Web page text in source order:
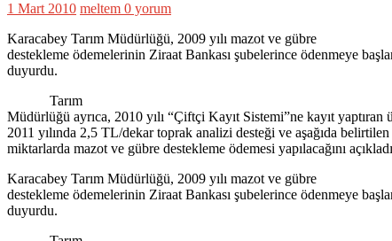
1 Mart 2010 meltem 0 yorum
Karacabey Tarım Müdürlüğü, 2009 yılı mazot ve gübre
destekleme ödemelerinin Ziraat Bankası şubelerince ödenmeye
duyurdu.
Tarım
Müdürlüğü ayrıca, 2010 yılı “Çiftçi Kayıt Sistemi”ne kayıt yaptıran
2011 yılında 2,5 TL/dekar toprak analizi desteği ve aşağıda
miktarlarda mazot ve gübre destekleme ödemesi yapılacağını
Karacabey Tarım Müdürlüğü, 2009 yılı mazot ve gübre
destekleme ödemelerinin Ziraat Bankası şubelerince ödenmeye
duyurdu.